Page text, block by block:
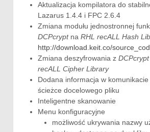
Aktualizacja kompilatora do
Lazarus 1.4.4 i FPC 2.6.4
Zmiana modułu jednostronnej
DCPcryptna RHL recALL Hash
http://download.keit.co/
Zmiana deszyfrowania z DCPcrypt
recALL Cipher Library
Dodana informacja w
ścieżce docelowego pliku
Inteligentne skanowanie
Menu konfiguracyjne
możliwość ukrywania nazwy